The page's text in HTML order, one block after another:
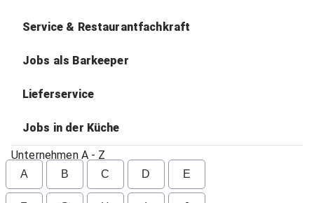
Service & Restaurantfachkraft
Jobs als Barkeeper
Lieferservice
Jobs in der Küche
Unternehmen A - Z
A B C D E